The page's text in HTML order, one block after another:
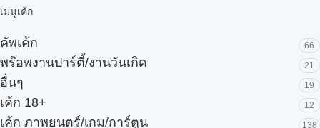
เมนูเค้ก
คัพเค้ก 66
พร๊อพงานปาร์ตี้/งานวันเกิด 21
อื่นๆ 19
เค้ก 18+ 12
เค้ก ภาพยนตร์/เกม/การ์ตูน 138